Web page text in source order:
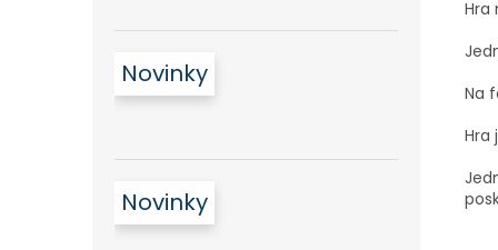
Novinky
Novinky
Hra
Na
Hra